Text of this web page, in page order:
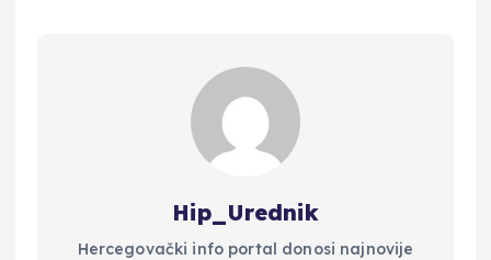
Hip_Urednik
Hercegovački info portal donosi najnovije